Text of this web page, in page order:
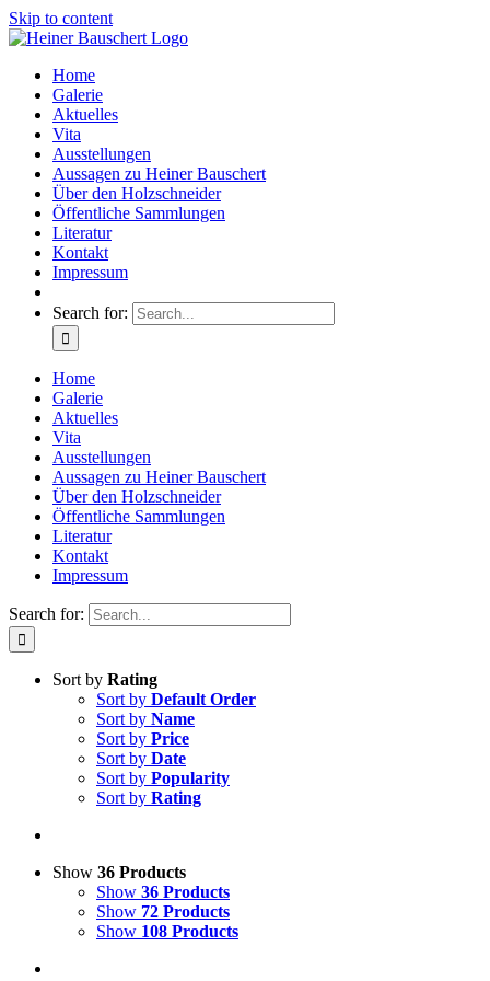
Skip to content
Home
Galerie
Aktuelles
Vita
Ausstellungen
Aussagen zu Heiner Bauschert
Über den Holzschneider
Öffentliche Sammlungen
Literatur
Kontakt
Impressum
Search for:
Home
Galerie
Aktuelles
Vita
Ausstellungen
Aussagen zu Heiner Bauschert
Über den Holzschneider
Öffentliche Sammlungen
Literatur
Kontakt
Impressum
Search for:
Sort by Rating
Sort by Default Order
Sort by Name
Sort by Price
Sort by Date
Sort by Popularity
Sort by Rating
Show 36 Products
Show 36 Products
Show 72 Products
Show 108 Products